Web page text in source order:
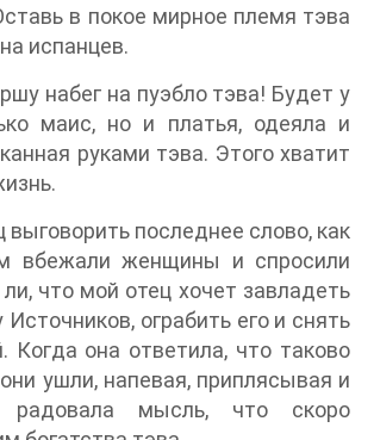
в покое мирное племя тэва
испанцев.
набег на пуэбло тэва! Будет у
маис, но и платья, одеяла и
руками тэва. Этого хватит
выговорить последнее слово, как
вбежали женщины и спросили
что мой отец хочет завладеть
Источников, ограбить его и снять
Когда она ответила, что таково
ушли, напевая, приплясывая и
мысль, что скоро